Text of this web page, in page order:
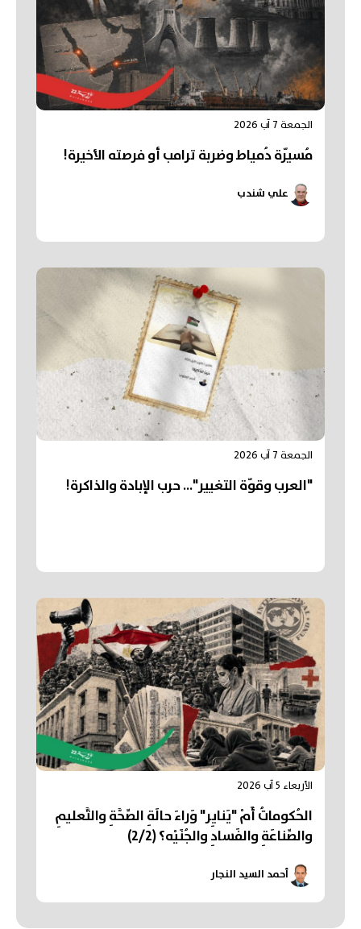
الجمعة 7 آب 2026
مُسيّرة دُمياط وضربة ترامب أو فرصته الأخيرة!
علي شندب
الجمعة 7 آب 2026
"العرب وقوّة التغيير"... حرب الإبادة والذاكرة!
الأربعاء 5 آب 2026
الحُكوماتُ أَمْ "يَنايِر" وَراءَ حالَةِ الصِّحَّةِ والتَّعليمِ
والصِّناعَةِ والفَسادِ والجُنَيْه؟ (2/2)
أحمد السيد النجار